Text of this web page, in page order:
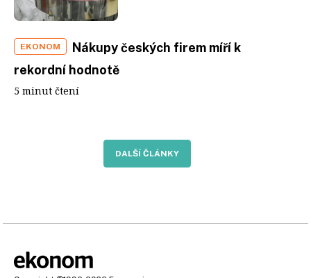
EKONOM
Nákupy českých firem míří k
rekordní hodnotě
5 minut čtení
DALŠÍ ČLÁNKY